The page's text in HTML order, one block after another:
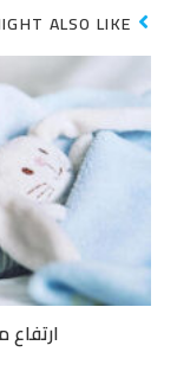
ALSO LIKE